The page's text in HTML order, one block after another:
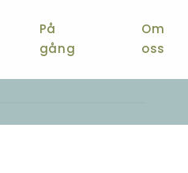
På
gång
Om
oss